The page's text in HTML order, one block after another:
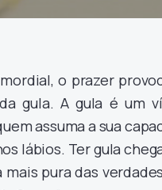
o prazer
gula. A gula é um
assuma a sua
lábios. Ter gula
pura das